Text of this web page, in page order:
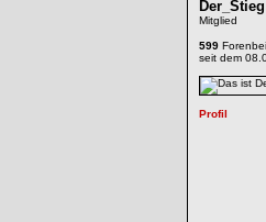
Der_Stieg
Mitglied
599
seit dem